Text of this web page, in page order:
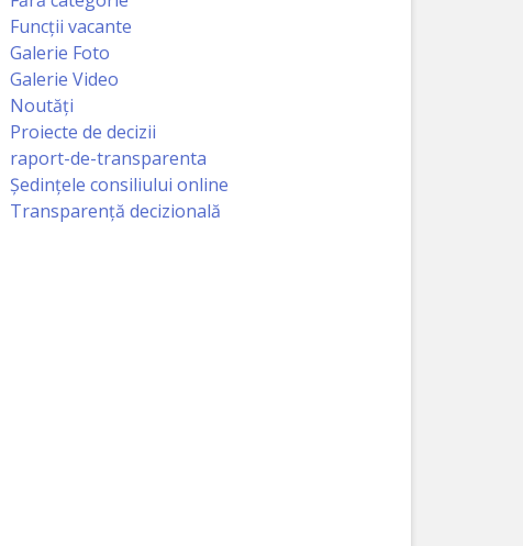
Funcții vacante
Galerie Foto
Galerie Video
Noutăți
Proiecte de decizii
raport-de-transparenta
Ședințele consiliului online
Transparență decizională